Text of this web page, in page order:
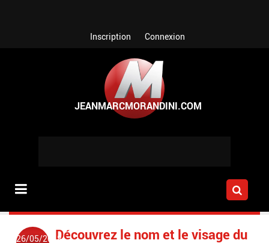
Inscription Connexion
26/05/2018Découvrez le nom et le visage du